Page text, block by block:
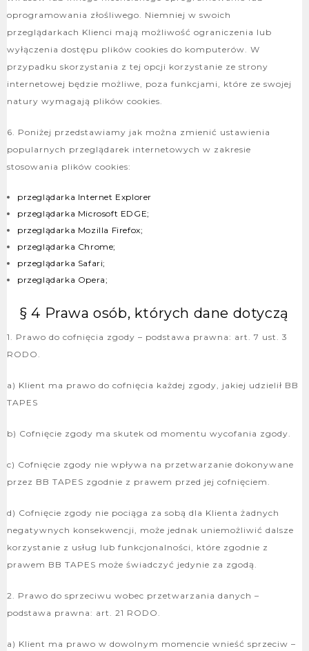
oprogramowania złośliwego. Niemniej w swoich
przeglądarkach Klienci mają możliwość ograniczenia lub
wyłączenia dostępu plików cookies do komputerów. W
przypadku skorzystania z tej opcji korzystanie ze strony
internetowej będzie możliwe, poza funkcjami, które ze swojej
natury wymagają plików cookies.
6. Poniżej przedstawiamy jak można zmienić ustawienia
popularnych przeglądarek internetowych w zakresie
stosowania plików cookies:
przeglądarka Internet Explorer
przeglądarka Microsoft EDGE;
przeglądarka Mozilla Firefox;
przeglądarka Chrome;
przeglądarka Safari;
przeglądarka Opera;
§ 4 Prawa osób, których dane dotyczą
1. Prawo do cofnięcia zgody – podstawa prawna: art. 7 ust. 3
RODO.
a) Klient ma prawo do cofnięcia każdej zgody, jakiej udzielił BB
TAPES
b) Cofnięcie zgody ma skutek od momentu wycofania zgody.
c) Cofnięcie zgody nie wpływa na przetwarzanie dokonywane
przez BB TAPES zgodnie z prawem przed jej cofnięciem.
d) Cofnięcie zgody nie pociąga za sobą dla Klienta żadnych
negatywnych konsekwencji, może jednak uniemożliwić dalsze
korzystanie z usług lub funkcjonalności, które zgodnie z
prawem BB TAPES może świadczyć jedynie za zgodą.
2. Prawo do sprzeciwu wobec przetwarzania danych –
podstawa prawna: art. 21 RODO.
a) Klient ma prawo w dowolnym momencie wnieść sprzeciw –